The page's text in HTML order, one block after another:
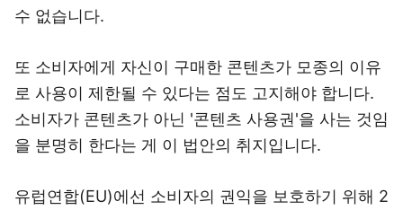
수 없습니다.
또 소비자에게 자신이 구매한 콘텐츠가 모종의 이유
로 사용이 제한될 수 있다는 점도 고지해야 합니다.
소비자가 콘텐츠가 아닌 '콘텐츠 사용권'을 사는 것임
을 분명히 한다는 게 이 법안의 취지입니다.
유럽연합(EU)에선 소비자의 권익을 보호하기 위해 2